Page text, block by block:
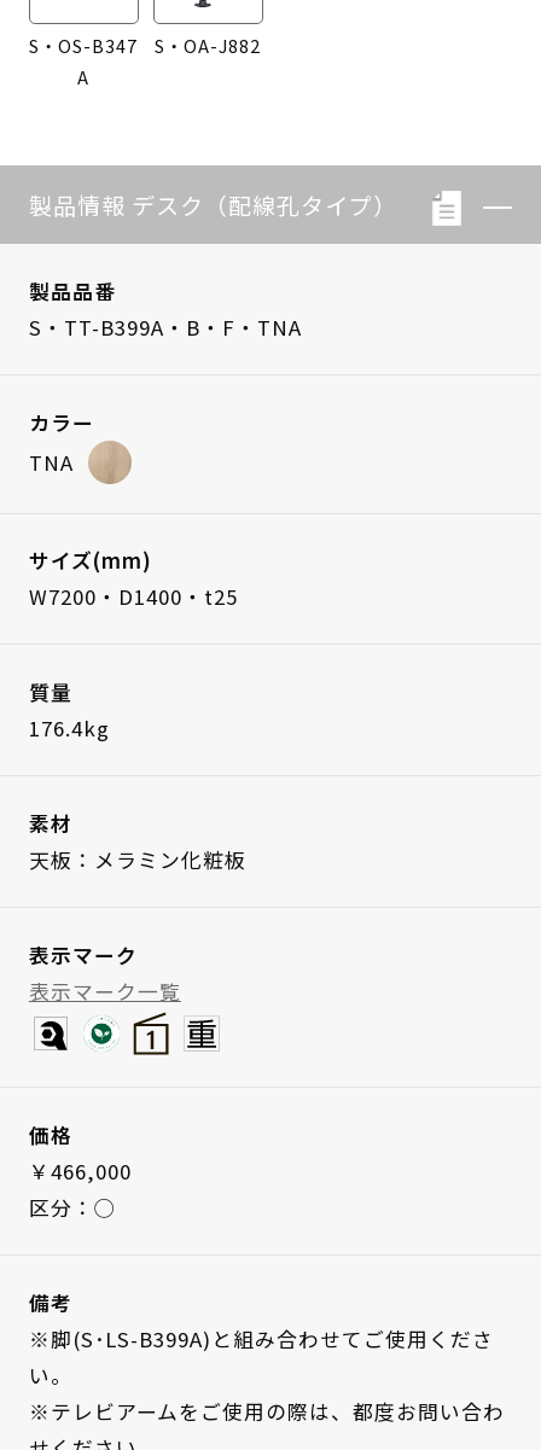
S・OS-B347
A
S・OA-J882
製品情報 デスク（配線孔タイプ）
製品品番
S・TT-B399A・B・F・TNA
カラー
TNA
サイズ(mm)
W7200・D1400・t25
質量
176.4kg
素材
天板：メラミン化粧板
表示マーク
表示マーク一覧
価格
￥466,000
区分：◯
備考
※脚(S･LS-B399A)と組み合わせてご使用くださ
い。
※テレビアームをご使用の際は、都度お問い合わ